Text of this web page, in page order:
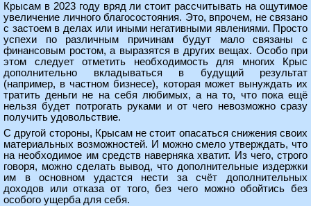
Крысам в 2023 году вряд ли стоит рассчитывать на ощутимое
увеличение личного благосостояния. Это, впрочем, не связано
с застоем в делах или иными негативными явлениями. Просто
успехи по различным причинам будут мало связаны с
финансовым ростом, а выразятся в других вещах. Особо при
этом следует отметить необходимость для многих Крыс
дополнительно вкладываться в будущий результат
(например, в частном бизнесе), которая может вынуждать их
тратить деньги не на себя любимых, а на то, что пока ещё
нельзя будет потрогать руками и от чего невозможно сразу
получить удовольствие.
С другой стороны, Крысам не стоит опасаться снижения своих
материальных возможностей. И можно смело утверждать, что
на необходимое им средств наверняка хватит. Из чего, строго
говоря, можно сделать вывод, что дополнительные издержки
им в основном удастся нести за счёт дополнительных
доходов или отказа от того, без чего можно обойтись без
особого ущерба для себя.